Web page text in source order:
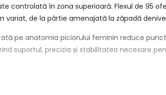
în zona superioară. Flexul de 95
variat, de la pârtie amenajată la zăpadă
pe anatomia piciorului feminin reduce
suportul, precizia și stabilitatea necesare